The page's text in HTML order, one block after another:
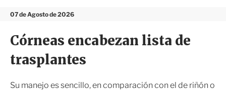
n
07 de Agosto de 2026
s
s
i
Córneas encabezan lista de
trasplantes
Su manejo es sencillo, en comparación con el de riñón o